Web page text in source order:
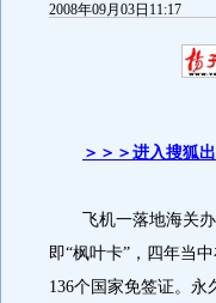
2008年09月03日11:17
＞＞＞进入搜狐
飞机一落地海关办
即“枫叶卡”，四年当
136个国家免签证。永